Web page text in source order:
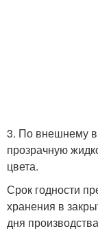
3. По внешнему
прозрачную
цвета.
Срок годности
хранения в
дня